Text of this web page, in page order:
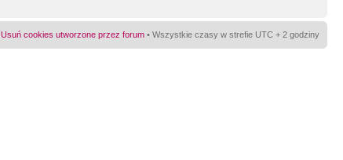
Usuń cookies utworzone przez forum • Wszystkie czasy w strefie UTC + 2 godziny